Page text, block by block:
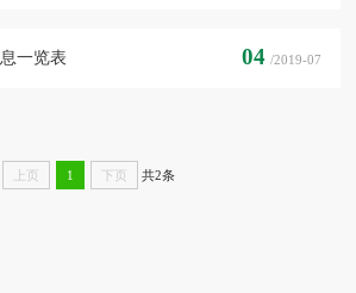
一览表 04 /2019-07
上页 1 下页 共2条